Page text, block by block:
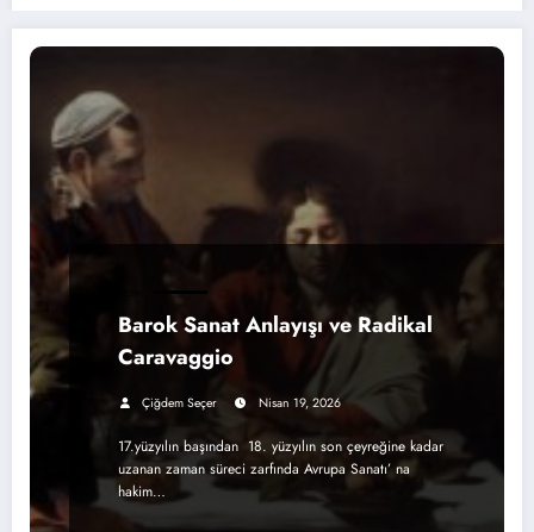
Barok Sanat Anlayışı ve Radikal
Caravaggio
Çiğdem Seçer Nisan 19, 2026
17.yüzyılın başından 18. yüzyılın son çeyreğine kadar
uzanan zaman süreci zarfında Avrupa Sanatı’ na
hakim…